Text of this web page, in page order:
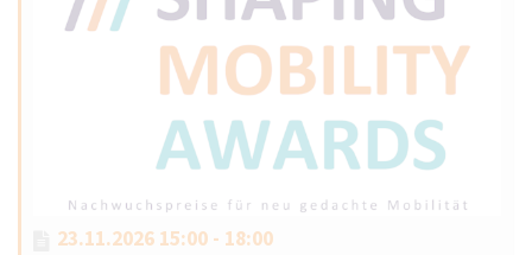
23.11.2026 15:00 - 18:00